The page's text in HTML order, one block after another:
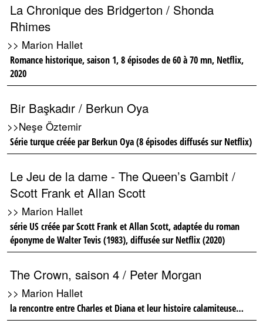
La Chronique des Bridgerton / Shonda
Rhimes
>> Marion Hallet
Romance historique, saison 1, 8 épisodes de 60 à 70 mn, Netflix,
2020
Bir Başkadır / Berkun Oya
>>Neşe Öztemir
Série turque créée par Berkun Oya (8 épisodes diffusés sur Netflix)
Le Jeu de la dame - The Queen’s Gambit /
Scott Frank et Allan Scott
>> Marion Hallet
série US créée par Scott Frank et Allan Scott, adaptée du roman
éponyme de Walter Tevis (1983), diffusée sur Netflix (2020)
The Crown, saison 4 / Peter Morgan
>> Marion Hallet
la rencontre entre Charles et Diana et leur histoire calamiteuse…